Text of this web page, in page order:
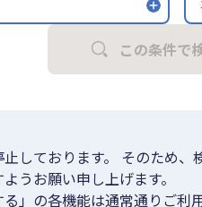
この条件で
しております。 そのため
うお願い申し上げます。
」の各機能は通常通りご利